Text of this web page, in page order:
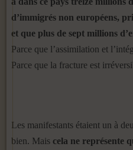
d’immigrés non européens,
et que plus de sept millions
Parce que l’assimilation et
Parce que la fracture est
Les manifestants étaient un à
bien. Mais cela ne représente